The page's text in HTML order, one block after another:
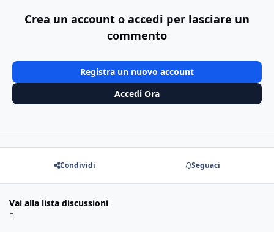
Crea un account o accedi per lasciare un
commento
Registra un nuovo account
Accedi Ora
Condividi Seguaci
Vai alla lista discussioni